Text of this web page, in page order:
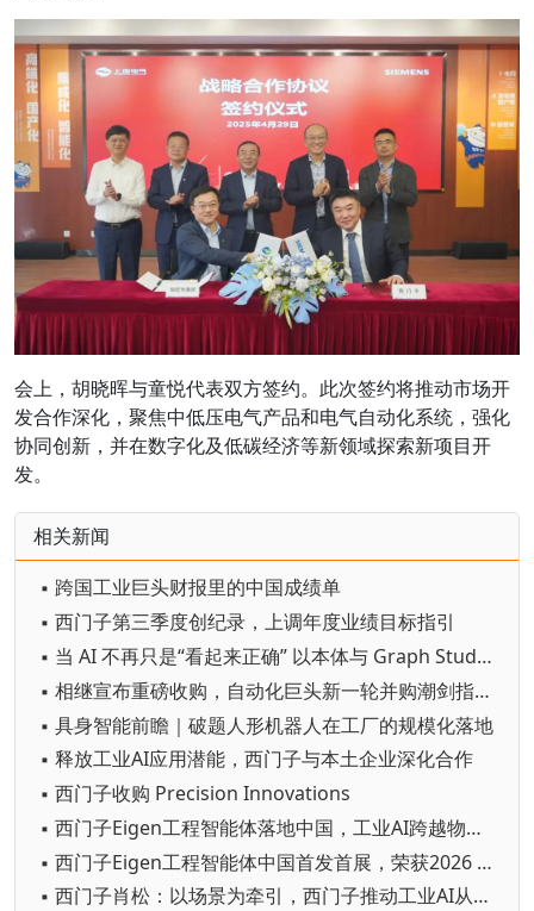
会上，胡晓晖与童悦代表双方签约。此次签约将推动市场开
发合作深化，聚焦中低压电气产品和电气自动化系统，强化
协同创新，并在数字化及低碳经济等新领域探索新项目开
发。
相关新闻
▪ 跨国工业巨头财报里的中国成绩单
▪ 西门子第三季度创纪录，上调年度业绩目标指引
▪ 当 AI 不再只是“看起来正确” 以本体与 Graph Studio 筑牢可信底座，推动制造业 AI 从试验走向规模化
▪ 相继宣布重磅收购，自动化巨头新一轮并购潮剑指何方？
▪ 具身智能前瞻｜破题人形机器人在工厂的规模化落地
▪ 释放工业AI应用潜能，西门子与本土企业深化合作
▪ 西门子收购 Precision Innovations
▪ 西门子Eigen工程智能体落地中国，工业AI跨越物理世界“确定性”拐点
▪ 西门子Eigen工程智能体中国首发首展，荣获2026 WAIC SAIL之星奖
▪ 西门子肖松：以场景为牵引，西门子推动工业AI从单点实效迈向生产力跃迁